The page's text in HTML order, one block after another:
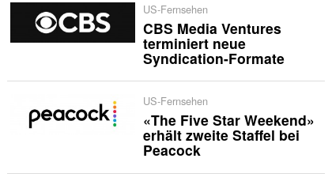
US-Fernsehen
CBS Media Ventures
terminiert neue
Syndication-Formate
US-Fernsehen
«The Five Star Weekend»
erhält zweite Staffel bei
Peacock